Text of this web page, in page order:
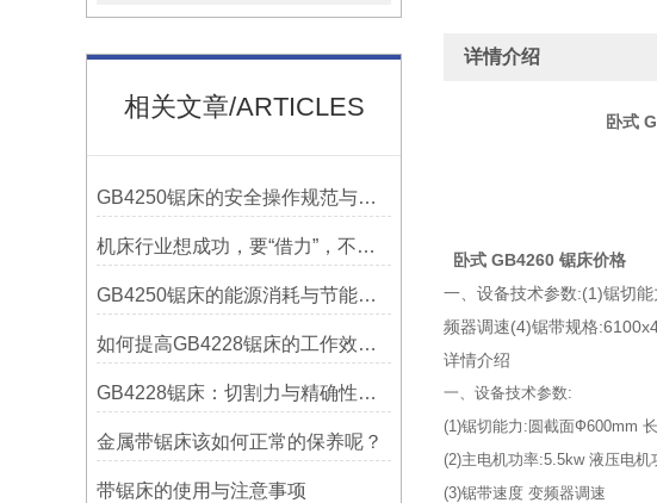
相关文章/ARTICLES
GB4250锯床的安全操作规范与注意事项
机床行业想成功，要“借力”，不要“尽力”！
GB4250锯床的能源消耗与节能措施
如何提高GB4228锯床的工作效率？
GB4228锯床：切割力与精确性的结合
金属带锯床该如何正常的保养呢？
带锯床的使用与注意事项
详情介绍
卧式
卧式 GB4260 锯床价格
一、设备技术参数:(1)锯切
频器调速(4)锯带规格
详情介绍
一、设备技术参数:
(1)锯切能力:圆截面Ф600mm
(2)主电机功率:5.5kw 液压电
(3)锯带速度 变频器调速